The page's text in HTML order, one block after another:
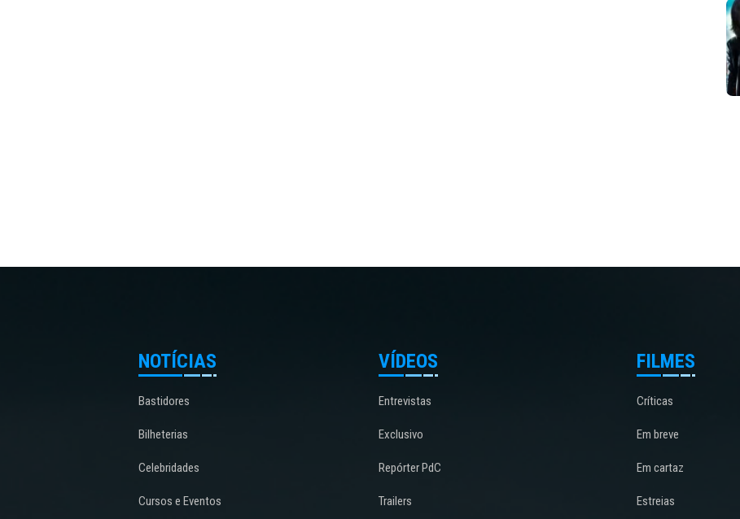
NOTÍCIAS
Bastidores
Bilheterias
Celebridades
Cursos e Eventos
VÍDEOS
Entrevistas
Exclusivo
Repórter PdC
Trailers
FILMES
Críticas
Em breve
Em cartaz
Estreias